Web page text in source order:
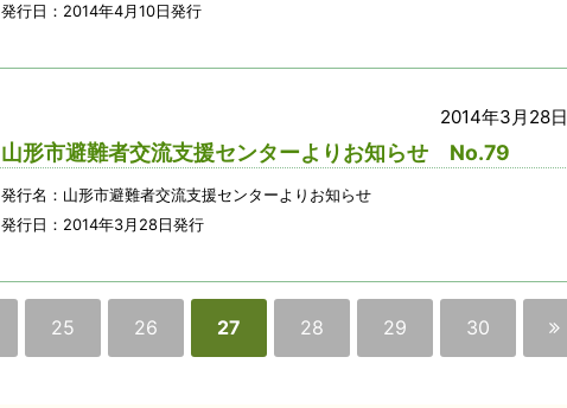
発行日：2014年4月10日発行
2014年3月28日
山形市避難者交流支援センターよりお知らせ No.79
発行名：山形市避難者交流支援センターよりお知らせ
発行日：2014年3月28日発行
25 26 27 28 29 30